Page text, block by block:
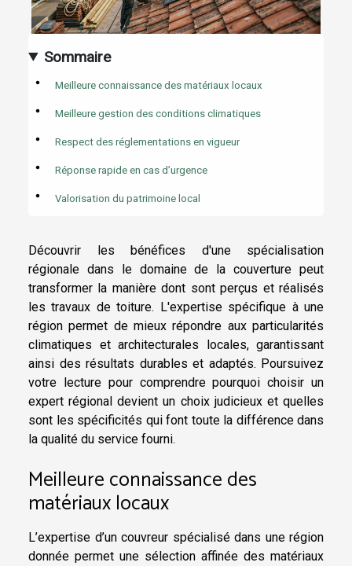
Sommaire
Meilleure connaissance des matériaux locaux
Meilleure gestion des conditions climatiques
Respect des réglementations en vigueur
Réponse rapide en cas d’urgence
Valorisation du patrimoine local
Découvrir les bénéfices d'une spécialisation
régionale dans le domaine de la couverture peut
transformer la manière dont sont perçus et réalisés
les travaux de toiture. L'expertise spécifique à une
région permet de mieux répondre aux particularités
climatiques et architecturales locales, garantissant
ainsi des résultats durables et adaptés. Poursuivez
votre lecture pour comprendre pourquoi choisir un
expert régional devient un choix judicieux et quelles
sont les spécificités qui font toute la différence dans
la qualité du service fourni.
Meilleure connaissance des
matériaux locaux
L’expertise d’un couvreur spécialisé dans une région
donnée permet une sélection affinée des matériaux